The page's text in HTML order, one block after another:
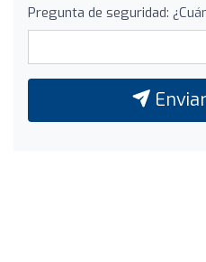
Pregunta de seguridad: